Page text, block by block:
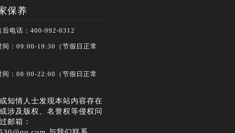
保养
后电话：400-992-0312
间：09:00-19:30（节假日正常
间：08:00-22:00（节假日正常
知情人士发现本站内容存在
涉及版权、名誉权等侵权问
邮箱：